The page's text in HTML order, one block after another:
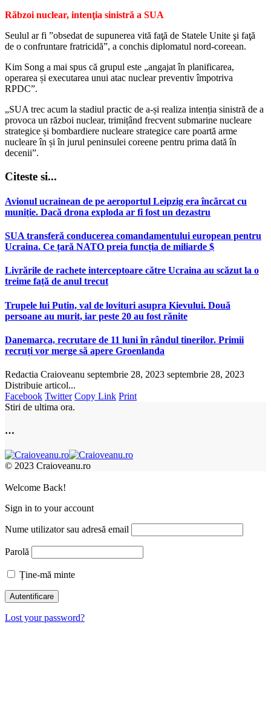
Răbzoi nuclear, intenţia sinistră a SUA
Seulul ar fi ”obsedat de supunerea vită faţă de Statele Unite şi faţă
de o confruntare fratricidă”, a conchis diplomatul nord-coreean.
Kim Song a mai spus că grupul este „angajat în planificarea,
operarea și executarea unui atac nuclear preventiv împotriva
RPDC”.
„SUA trec acum la stadiul practic de a-și realiza intenția sinistră de a
provoca un război nuclear, trimițând frecvent submarine nucleare
strategice și bombardiere nucleare strategice care poartă arme
nucleare în și în jurul peninsulei coreene pentru prima dată în
decenii”.
Citeste si...
Avionul ucrainean de pe aeroportul Leipzig era încărcat cu
muniție. Dacă drona exploda ar fi fost un dezastru
SUA transferă conducerea comandamentului european pentru
Ucraina. Ce țară NATO preia funcția de miliarde $
Livrările de rachete interceptoare către Ucraina au scăzut la o
treime față de anul trecut
Trupele lui Putin, val de lovituri asupra Kievului. Două
persoane au murit, iar peste 20 au fost rănite
Danemarca, recrutare de 11 luni în rândul tinerilor. Primii
recruți vor merge să apere Groenlanda
Redactia Craioveanu septembrie 28, 2023 septembrie 28, 2023
Distribuie articol...
Facebook Twitter Copy Link Print
Stiri de ultima ora.
…
© 2023 Craioveanu.ro
Welcome Back!
Sign in to your account
Nume utilizator sau adresă email
Parolă
Ține-mă minte
Lost your password?